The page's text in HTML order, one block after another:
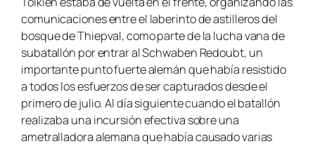
comunicaciones entre el laberinto de astilleros del
bosque de Thiepval, como parte de la lucha vana de
subatallón por entrar al Schwaben Redoubt, un
importante punto fuerte alemán que había resistido
a todos los esfuerzos de ser capturados desde el
primero de julio. Al día siguiente cuando el batallón
realizaba una incursión efectiva sobre una
ametralladora alemana que había causado varias